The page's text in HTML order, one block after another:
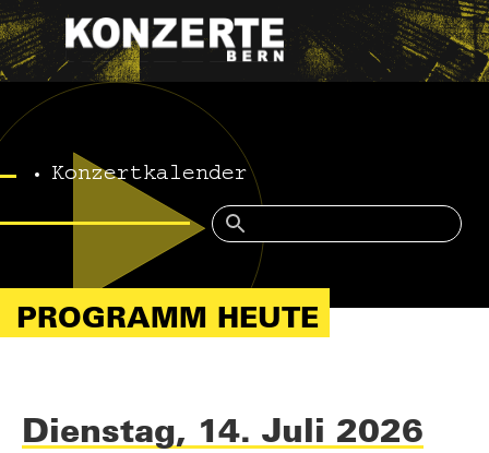
Konzertkalender
PROGRAMM HEUTE
Dienstag, 14. Juli 2026